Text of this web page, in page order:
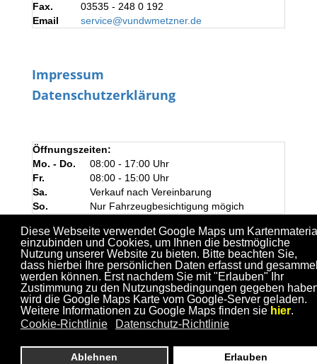
Diese Webseite verwendet Google Maps um
einzubinden und Cookies, um Ihnen die bestmögliche
Nutzung unserer Website zu bieten. Bitte beachten Sie,
dass hierbei Ihre persönlichen Daten erfasst und
werden können. Erst nachdem Sie mit "Erlauben" Ihr
Zustimmung zu den Nutzungsbedingungen gegeben
wird die Google Maps Karte vom Google-Server geladen.
Weitere Informationen zu Google Maps finden sie hier.
Cookie-Richtlinie
Datenschutz-Richtlinie
Ablehnen Erlauben
Fax.
03535 - 248 0 192
Email
service@vundwmetzner.de
Impressum
Datenschutzerklärung
Öffnungszeiten:
Mo. - Do.
08:00 - 17:00 Uhr
Fr.
08:00 - 15:00 Uhr
Sa.
Verkauf nach Vereinbarung
So.
Nur Fahrzeugbesichtigung mögich